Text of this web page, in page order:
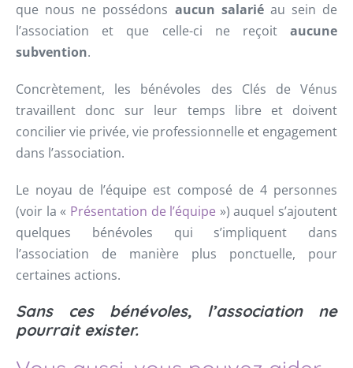
que nous ne possédons aucun salariéau sein de
l’association et que celle-ci ne reçoit aucune
subvention.
Concrètement, les bénévoles des Clés de Vénus
travaillent donc sur leur temps libre et doivent
concilier vie privée, vie professionnelle et engagement
dans l’association.
Le noyau de l’équipe est composé de 4 personnes
(voir la « Présentation de l’équipe ») auquel s’ajoutent
quelques bénévoles qui s’impliquent dans
l’association de manière plus ponctuelle, pour
certaines actions.
Sans ces bénévoles, l’association ne
pourrait exister.